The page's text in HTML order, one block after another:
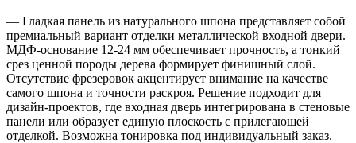
— Гладкая панель из натурального шпона представляет собой
премиальный вариант отделки металлической входной двери.
МДФ-основание 12-24 мм обеспечивает прочность, а тонкий
срез ценной породы дерева формирует финишный слой.
Отсутствие фрезеровок акцентирует внимание на качестве
самого шпона и точности раскроя. Решение подходит для
дизайн-проектов, где входная дверь интегрирована в стеновые
панели или образует единую плоскость с прилегающей
отделкой. Возможна тонировка под индивидуальный заказ.